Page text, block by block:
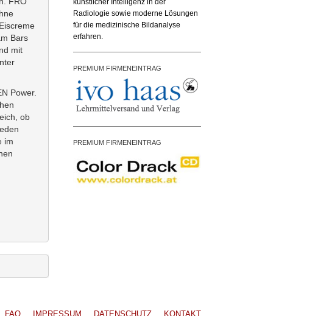
Bars
mit
Power.
ob
im
künstlicher Intelligenz in der
Radiologie sowie moderne Lösungen
für die medizinische Bildanalyse
erfahren.
PREMIUM FIRMENEINTRAG
PREMIUM FIRMENEINTRAG
FAQ IMPRESSUM DATENSCHUTZ KONTAKT